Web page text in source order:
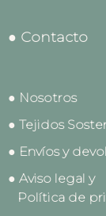
● Contacto
● Nosotros
● Tejidos
● Envíos y
● Aviso legal y
Política de